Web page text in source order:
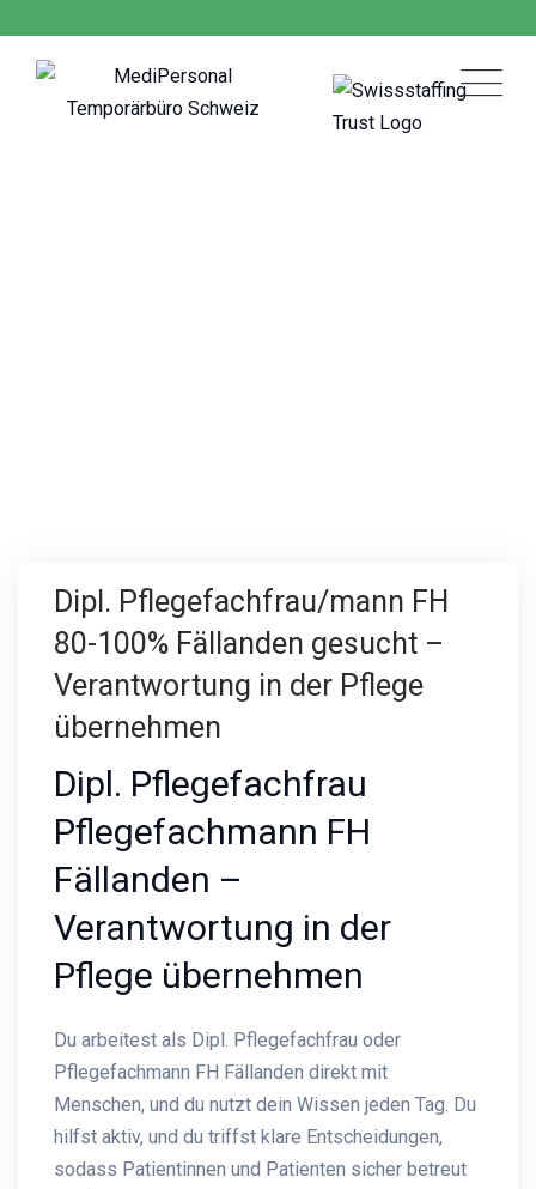
content
Dipl. Pflegefachfrau/mann FH
80-100% Fällanden gesucht –
Verantwortung in der Pflege
übernehmen
Dipl. Pflegefachfrau
Pflegefachmann FH
Fällanden –
Verantwortung in der
Pflege übernehmen
Du arbeitest als Dipl. Pflegefachfrau oder
Pflegefachmann FH Fällanden direkt mit
Menschen, und du nutzt dein Wissen jeden Tag. Du
hilfst aktiv, und du triffst klare Entscheidungen,
sodass Patientinnen und Patienten sicher betreut